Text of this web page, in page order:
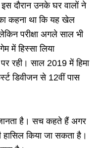
इस दौरान उनके घर वालों ने
कहना था कि यह खेल
परीक्षा अगले साल भी
में हिस्सा लिया
रही। साल 2019 में हिमा
डिवीजन से 12वीं पास
है। सच कहते हैं अगर
किया जा सकता है।